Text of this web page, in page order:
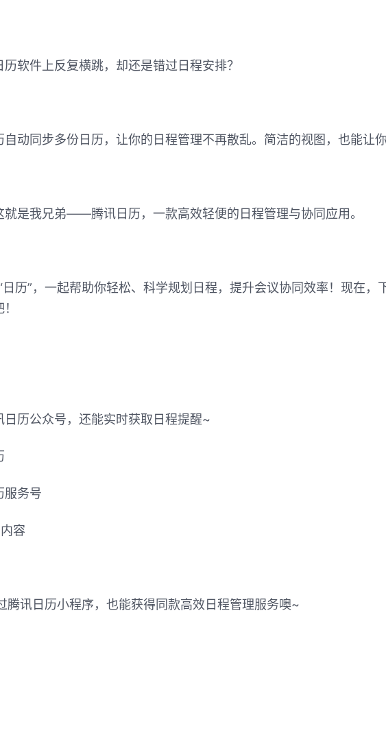
历软件上反复横跳，却还是错过日程安排？
自动同步多份日历，让你的日程管理不再散乱。简洁的视图，也能让
就是我兄弟——腾讯日历，一款高效轻便的日程管理与协同应用。
日历”，一起帮助你轻松、科学规划日程，提升会议协同效率！现在，
日历公众号，还能实时获取日程提醒~
服务号
容
腾讯日历小程序，也能获得同款高效日程管理服务噢~